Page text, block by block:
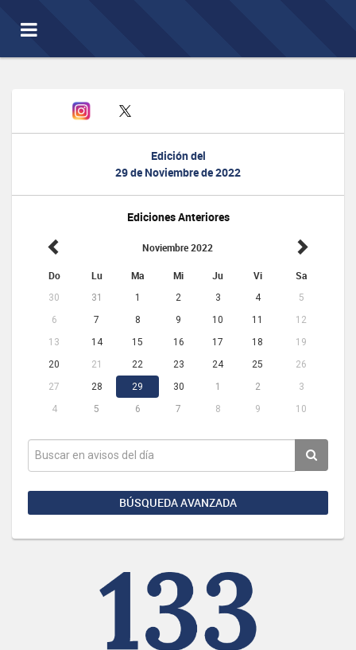
Toggle
navigation
Edición del
29 de Noviembre de 2022
Ediciones Anteriores
Noviembre 2022
Do Lu Ma Mi Ju Vi Sa
30 31 1 2 3 4
5
6
7 8 9 10 11
12
13
14 15 16 17 18
19
20
21 22 23 24 25
26
27
28 29 30 1 2
3
4
5 6 7 8 9 10
BÚSQUEDA AVANZADA